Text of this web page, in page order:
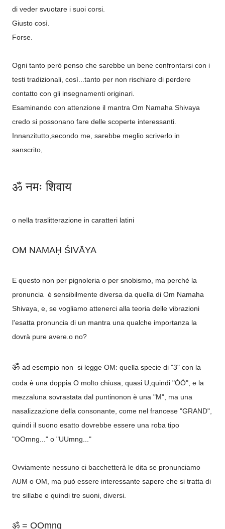
di veder svuotare i suoi corsi.
Giusto così.
Forse.
Ogni tanto però penso che sarebbe un bene confrontarsi con i
testi tradizionali, così...tanto per non rischiare di perdere
contatto con gli insegnamenti originari.
Esaminando con attenzione il mantra Om Namaha Shivaya
credo si possonano fare delle scoperte interessanti.
Innanzitutto,secondo me, sarebbe meglio scriverlo in
sanscrito,
ॐ नमः शिवाय
o nella traslitterazione in caratteri latini
OM NAMAḤ ŚIVĀYA
E questo non per pignoleria o per snobismo, ma perché la
pronuncia è sensibilmente diversa da quella di Om Namaha
Shivaya, e, se vogliamo attenerci alla teoria delle vibrazioni
l'esatta pronuncia di un mantra una qualche importanza la
dovrà pure avere.o no?
ॐ ad esempio non si legge OM: quella specie di "3" con la
coda è una doppia O molto chiusa, quasi U,quindi "ÒÒ", e la
mezzaluna sovrastata dal puntinonon è una "M", ma una
nasalizzazione della consonante, come nel francese "GRAND",
quindi il suono esatto dovrebbe essere una roba tipo
"OOmng..." o "UUmng..."
Ovviamente nessuno ci bacchetterà le dita se pronunciamo
AUM o OM, ma può essere interessante sapere che si tratta di
tre sillabe e quindi tre suoni, diversi.
ॐ = OOmng